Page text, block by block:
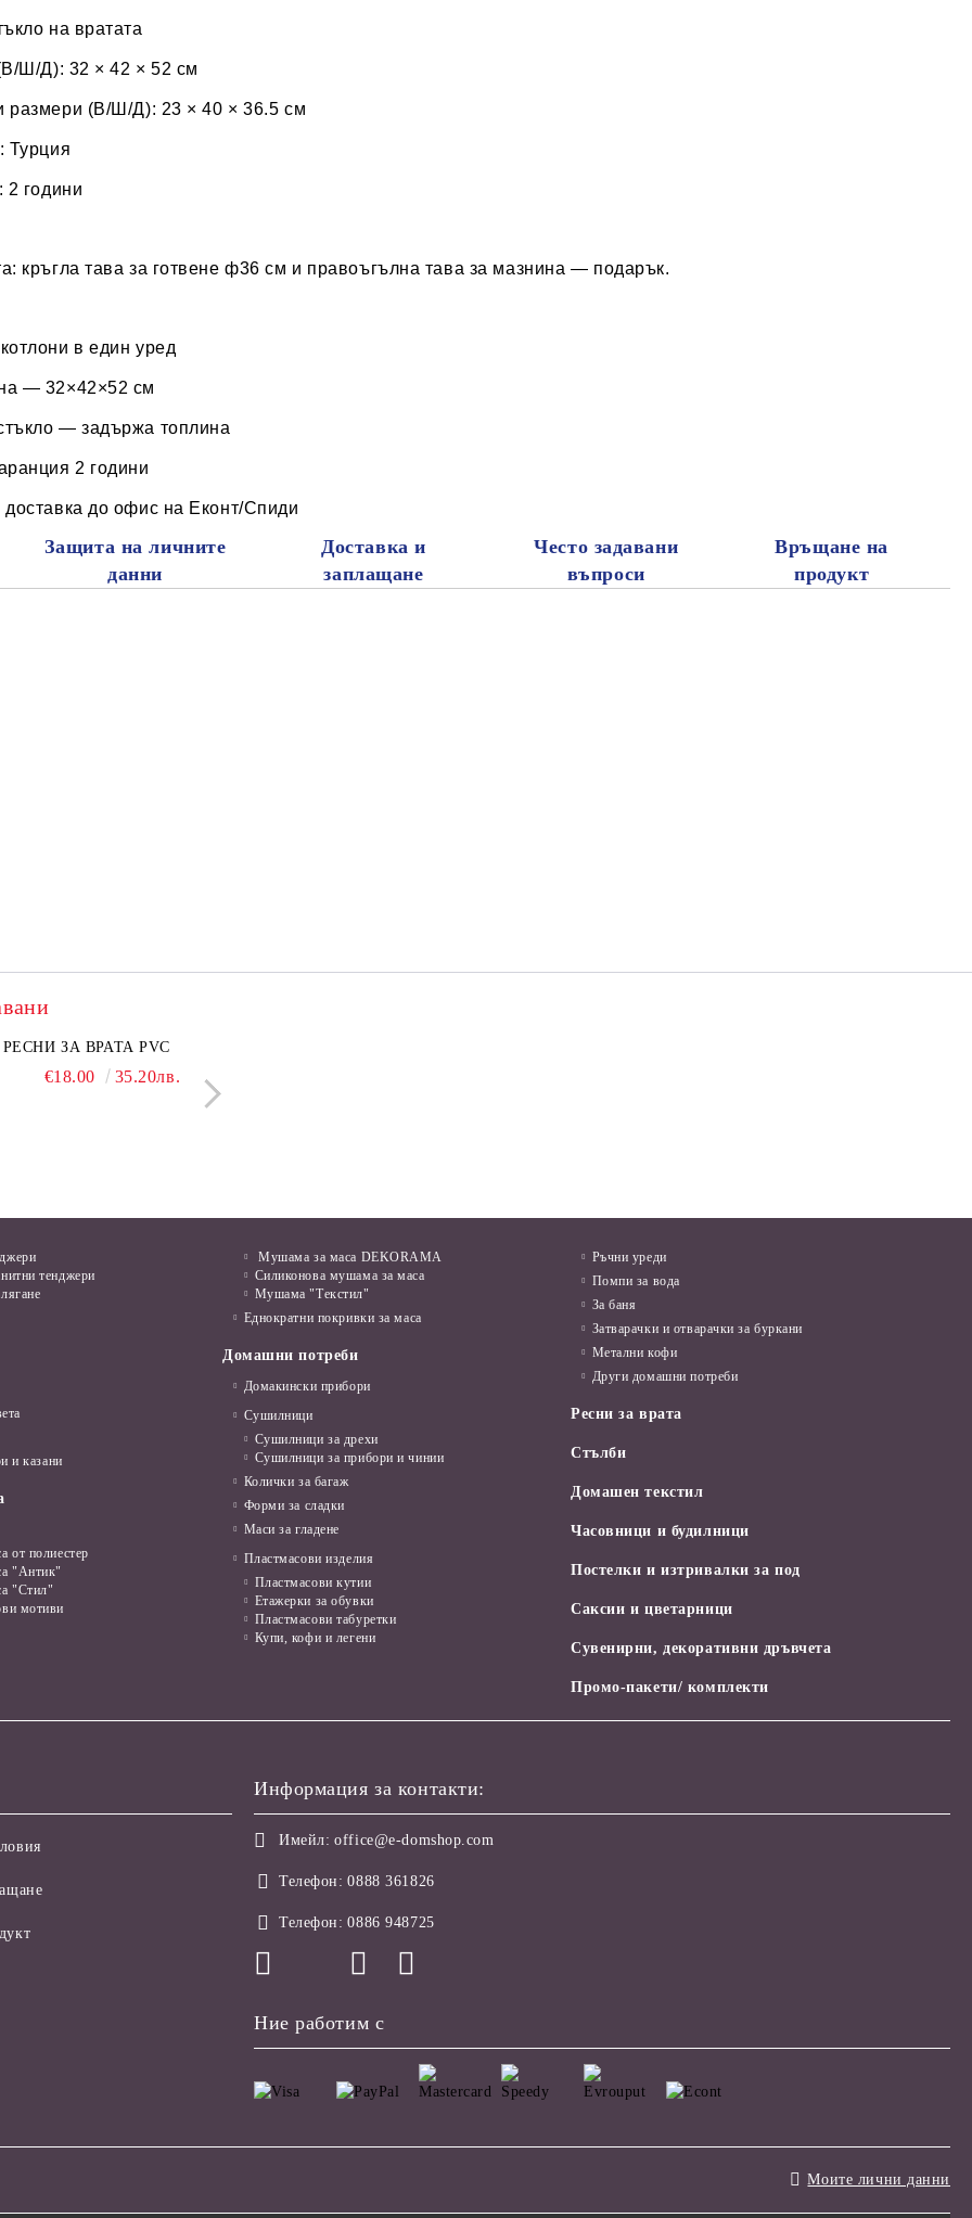
на вратата
Ш/Д): 32 × 42 × 52 см
размери (В/Ш/Д): 23 × 40 × 36.5 см
Турция
2 години
кръгла тава за готвене ф36 см и правоъгълна тава за мазнина — подарък.
в един уред
— 32×42×52 см
— задържа топлина
2 години
доставка до офис на Еконт/Спиди
Защита на личните
данни
Доставка и
заплащане
Често задавани
въпроси
Връщане на
продукт
капак 50 см
€6.50 12.71лв.
РЕСНИ ЗА ВРАТА PVC
€18.00 35.20лв.
тенджери
и казани
от полиестер
"Антик"
"Стил"
мотиви
Мушама за маса DEKORAMA
Силиконова мушама за маса
Мушама "Текстил"
Еднократни покривки за маса
Домашни потреби
Домакински прибори
Сушилници
Сушилници за дрехи
Сушилници за прибори и чинии
Колички за багаж
Форми за сладки
Маси за гладене
Пластмасови изделия
Пластмасови кутии
Етажерки за обувки
Пластмасови табуретки
Купи, кофи и легени
Ръчни уреди
Помпи за вода
За баня
Затварачки и отварачки за буркани
Метални кофи
Други домашни потреби
Ресни за врата
Стълби
Домашен текстил
Часовници и будилници
Постелки и изтривалки за под
Саксии и цветарници
Сувенирни, декоративни дръвчета
Промо-пакети/ комплекти
Информация за контакти:
Имейл: office@e-domshop.com
Телефон: 0888 361826
Телефон: 0886 948725
Ние работим с
Моите лични данни